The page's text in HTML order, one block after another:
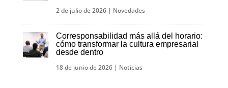
2 de julio de 2026| Novedades
Corresponsabilidad más allá del horario:
cómo transformar la cultura empresarial
desde dentro
18 de junio de 2026| Noticias